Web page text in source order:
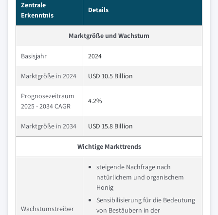
Zentrale
Erkenntnis
Details
Marktgröße und Wachstum
Basisjahr 2024
Marktgröße in 2024 USD 10.5 Billion
Prognosezeitraum
2025 - 2034 CAGR
4.2%
Marktgröße in 2034 USD 15.8 Billion
Wichtige Markttrends
Wachstumstreiber
steigende Nachfrage nach
natürlichem und organischem
Honig
Sensibilisierung für die Bedeutung
von Bestäubern in der